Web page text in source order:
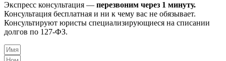
Экспресс консультация — перезвоним через 1 минуту.
Консультация бесплатная и ни к чему вас не обязывает.
Консультируют юристы специализирующиеся на списании
долгов по 127-ФЗ.